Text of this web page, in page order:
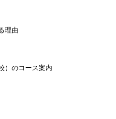
理由
）のコース案内